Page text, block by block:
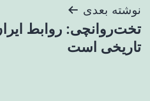
نوشته بعدی
تخت‌روانچی: روابط
تاریخی است